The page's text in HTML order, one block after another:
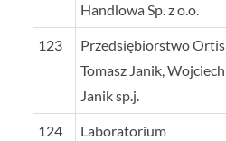
Handlowa Sp. z o.o.
123
Przedsiębiorstwo Ortis
Tomasz Janik, Wojciech
Janik sp.j.
124
Laboratorium